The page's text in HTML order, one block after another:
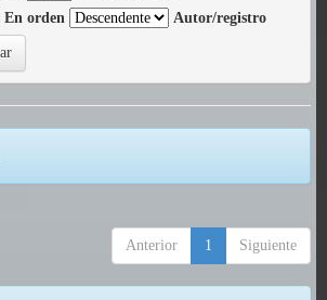
En orden
Autor/registro
Anterior 1 Siguiente